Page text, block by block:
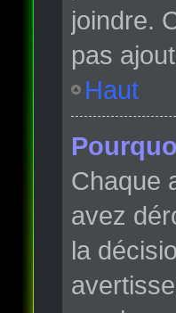
joindre.
pas
Haut
Chaque
avez
la